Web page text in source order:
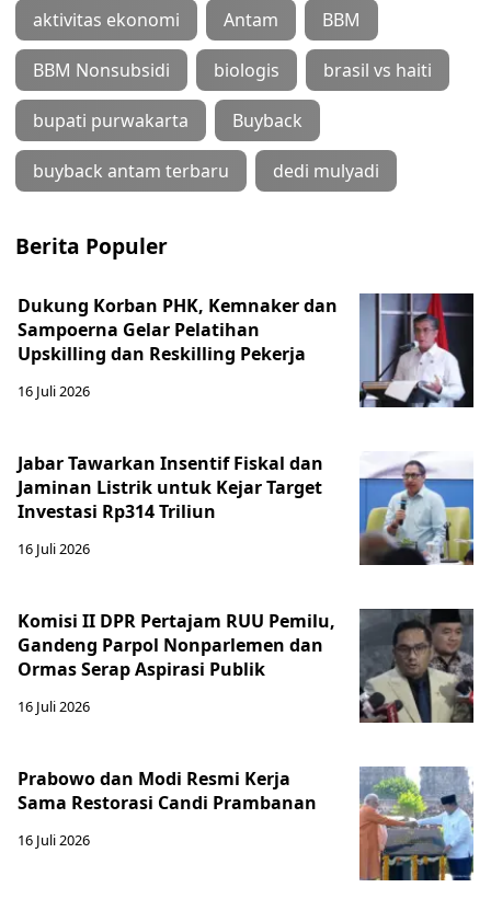
aktivitas ekonomi Antam BBM
BBM Nonsubsidi biologis brasil vs haiti
bupati purwakarta Buyback
buyback antam terbaru dedi mulyadi
Berita Populer
Dukung Korban PHK, Kemnaker dan
Sampoerna Gelar Pelatihan
Upskilling dan Reskilling Pekerja
16 Juli 2026
Jabar Tawarkan Insentif Fiskal dan
Jaminan Listrik untuk Kejar Target
Investasi Rp314 Triliun
16 Juli 2026
Komisi II DPR Pertajam RUU Pemilu,
Gandeng Parpol Nonparlemen dan
Ormas Serap Aspirasi Publik
16 Juli 2026
Prabowo dan Modi Resmi Kerja
Sama Restorasi Candi Prambanan
16 Juli 2026